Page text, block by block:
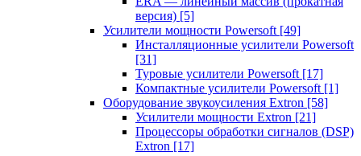
версия) [5]
Усилители мощности Powersoft [49]
Инсталляционные усилители Powersoft
[31]
Туровые усилители Powersoft [17]
Компактные усилители Powersoft [1]
Оборудование звукоусиления Extron [58]
Усилители мощности Extron [21]
Процессоры обработки сигналов (DSP)
Extron [17]